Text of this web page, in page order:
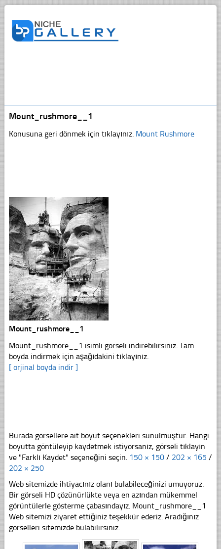
Mount_rushmore__1
Konusuna geri dönmek için tıklayınız. Mount Rushmore
Mount_rushmore__1
Mount_rushmore__1 isimli görseli indirebilirsiniz. Tam
boyda indirmek için aşağıdakini tıklayınız.
[ orjinal boyda indir ]
Burada görsellere ait boyut seçenekleri sunulmuştur. Hangi
boyutta göntüleyip kaydetmek istiyorsanız, görseli tıklayın
ve "Farklı Kaydet" seçeneğini seçin. 150 × 150 / 202 × 165 /
202 × 250
Web sitemizde ihtiyacınız olanı bulabileceğinizi umuyoruz.
Bir görseli HD çözünürlükte veya en azından mükemmel
görüntülerle gösterme çabasındayız. Mount_rushmore__1
Web sitemizi ziyaret ettiğiniz teşekkür ederiz. Aradığınız
görselleri sitemizde bulabilirsiniz.